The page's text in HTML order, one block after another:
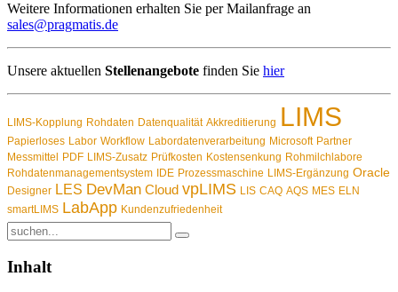
Weitere Informationen erhalten Sie per Mailanfrage an
sales@pragmatis.de
Unsere aktuellen Stellenangebote finden Sie hier
LIMS-Kopplung Rohdaten Datenqualität Akkreditierung LIMS
Papierloses Labor Workflow Labordatenverarbeitung Microsoft Partner
Messmittel
PDF LIMS-Zusatz Prüfkosten Kostensenkung Rohmilchlabore
Rohdatenmanagementsystem
IDE Prozessmaschine LIMS-Ergänzung Oracle
Designer LES DevMan Cloud vpLIMS LIS CAQ AQS MES ELN
smartLIMS LabApp Kundenzufriedenheit
Inhalt